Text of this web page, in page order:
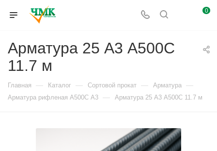
0
Арматура 25 А3 А500С
11.7 м
Главная — Каталог — Сортовой прокат — Арматура —
Арматура рифленая А500С А3 — Арматура 25 А3 А500С 11.7 м